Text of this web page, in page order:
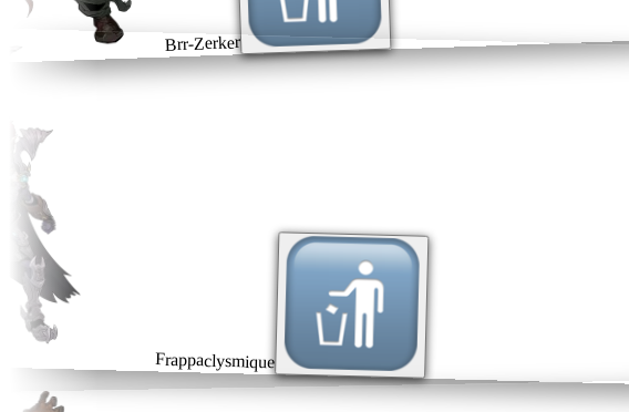
Brr-Zerker
Frappaclysmique